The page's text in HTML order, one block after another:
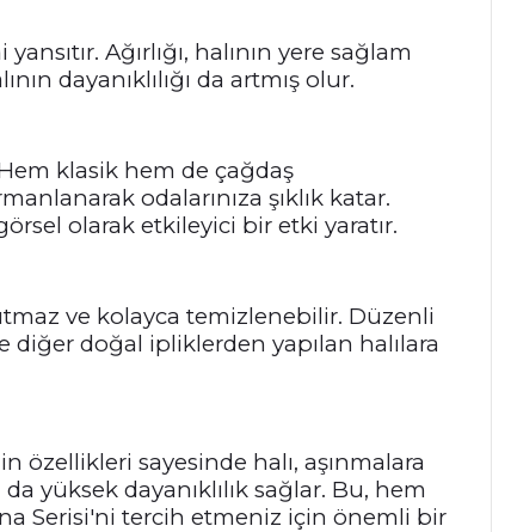
Ağırlığı, halının yere sağlam
dayanıklılığı da artmış olur.
klasik hem de çağdaş
odalarınıza şıklık katar.
olarak etkileyici bir etki yaratır.
ve kolayca temizlenebilir. Düzenli
diğer doğal ipliklerden yapılan halılara
özellikleri sayesinde halı, aşınmalara
yüksek dayanıklılık sağlar. Bu, hem
Serisi'ni tercih etmeniz için önemli bir